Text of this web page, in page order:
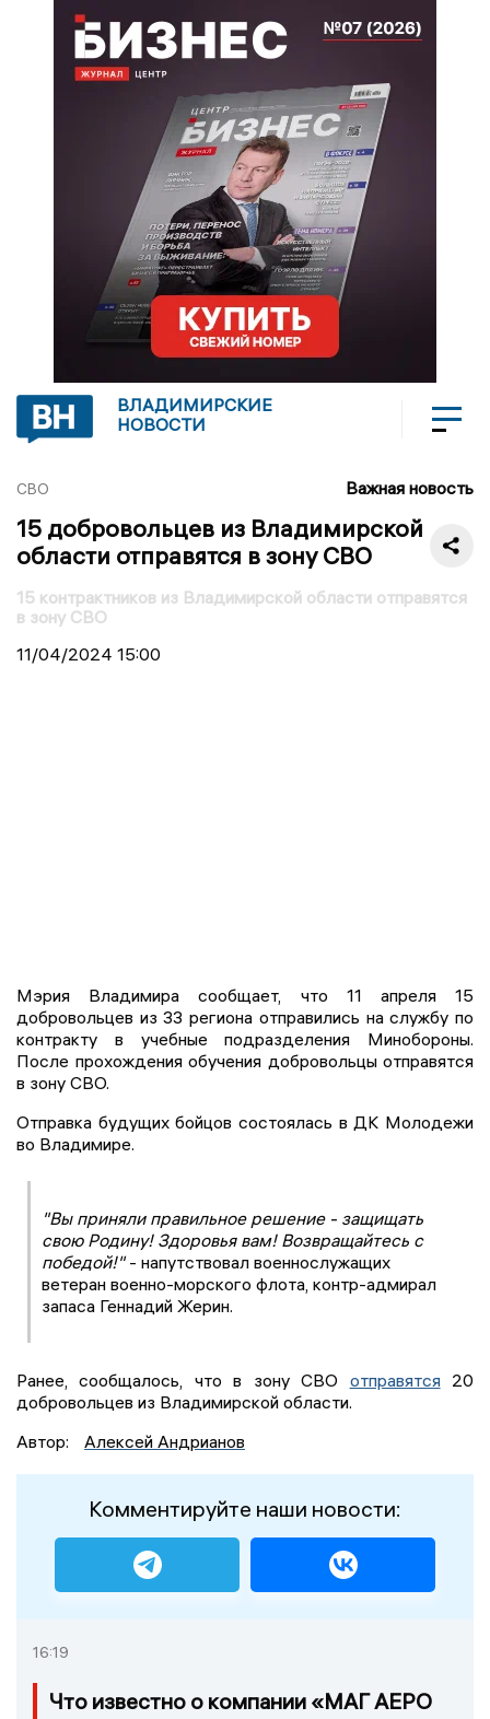
ВЛАДИМИРСКИЕ
НОВОСТИ
СВО Важная новость
15 добровольцев из Владимирской
области отправятся в зону СВО
15 контрактников из Владимирской области отправятся
в зону СВО
11/04/2024 15:00
Мэрия Владимира сообщает, что 11 апреля 15
добровольцев из 33 региона отправились на службу по
контракту в учебные подразделения Минобороны.
После прохождения обучения добровольцы отправятся
в зону СВО.
Отправка будущих бойцов состоялась в ДК Молодежи
во Владимире.
"Вы приняли правильное решение - защищать
свою Родину! Здоровья вам! Возвращайтесь с
победой!"- напутствовал военнослужащих
ветеран военно-морского флота, контр-адмирал
запаса Геннадий Жерин.
Ранее, сообщалось, что в зону СВО отправятся20
добровольцев из Владимирской области.
Автор:
Алексей Андрианов
Комментируйте наши новости:
16:19
Что известно о компании «МАГ АЕРО